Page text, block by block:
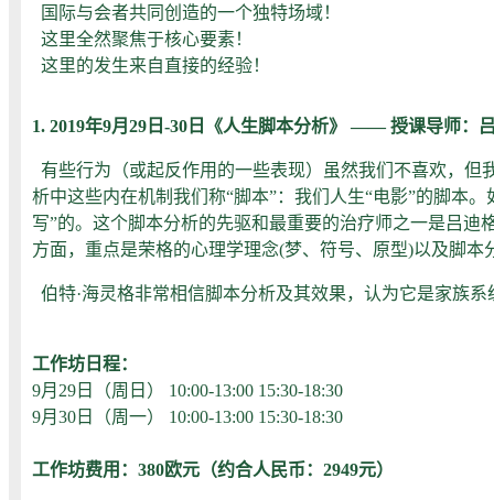
国际与会者共同创造的一个独特场域！
这里全然聚焦于核心要素！
这里的发生来自直接的经验！
1. 2019年9月29日-30日《人生脚本分析》 ——授课导师：
有些行为（或起反作用的一些表现）虽然我们不喜欢，
析中这些内在机制我们称“脚本”：我们人生“电影”的脚本
写”的。这个脚本分析的先驱和最重要的治疗师之一是吕
方面，重点是荣格的心理学理念(梦、符号、原型)以及脚本
伯特·海灵格非常相信脚本分析及其效果，认为它是家族
工作坊日程：
9月29日（周日） 10:00-13:00 15:30-18:30
9月30日（周一） 10:00-13:00 15:30-18:30
工作坊费用：380欧元（约合人民币：2949元）